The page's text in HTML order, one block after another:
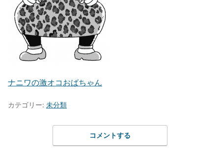
ナニワの激オコおばちゃん
カテゴリー: 未分類
コメントする